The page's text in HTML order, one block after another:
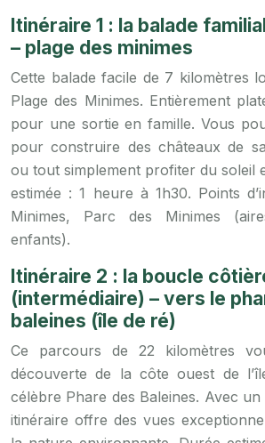
Itinéraire 1 : la balade
– plage des minimes
Cette balade facile de 7 kilomètres
Plage des Minimes. Entièrement
pour une sortie en famille. Vous
pour construire des châteaux de
ou tout simplement profiter du soleil
estimée : 1 heure à 1h30. Points
Minimes, Parc des Minimes
enfants).
Itinéraire 2 : la boucle
(intermédiaire) – vers le
baleines (île de ré)
Ce parcours de 22 kilomètres
découverte de la côte ouest de
célèbre Phare des Baleines. Avec
itinéraire offre des vues